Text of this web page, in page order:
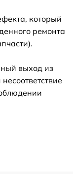
который
ремонта
выход из